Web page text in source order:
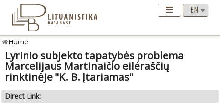
Home
Lyrinio subjekto tapatybės problema
Marcelijaus Martinaičio eilėraščių
rinktinėje "K. B. Įtariamas"
Direct Link: